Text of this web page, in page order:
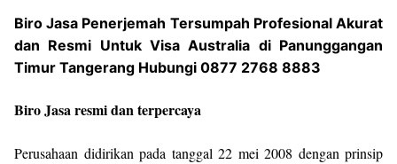
Biro Jasa Penerjemah Tersumpah Profesional Akurat
dan Resmi Untuk Visa Australia di Panunggangan
Timur Tangerang Hubungi 0877 2768 8883
Biro Jasa resmi dan terpercaya
Perusahaan didirikan pada tanggal 22 mei 2008 dengan prinsip